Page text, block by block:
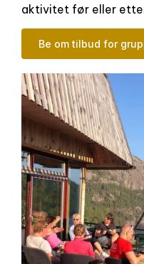
aktivitet før eller
Be om tilbud for